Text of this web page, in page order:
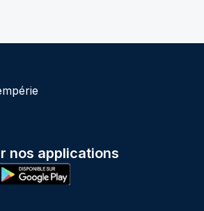
nos applications